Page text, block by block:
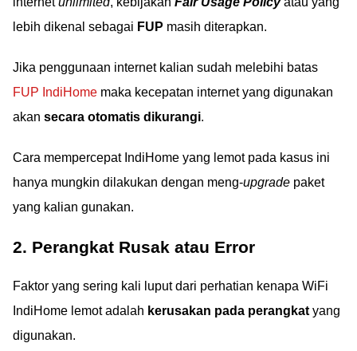
lebih dikenal sebagai FUP masih diterapkan.
Jika penggunaan internet kalian sudah melebihi batas
FUP IndiHome maka kecepatan internet yang digunakan
akan secara otomatis dikurangi.
Cara mempercepat IndiHome yang lemot pada kasus ini
hanya mungkin dilakukan dengan meng-upgrade paket
yang kalian gunakan.
2. Perangkat Rusak atau Error
Faktor yang sering kali luput dari perhatian kenapa WiFi
IndiHome lemot adalah kerusakan pada perangkat yang
digunakan.